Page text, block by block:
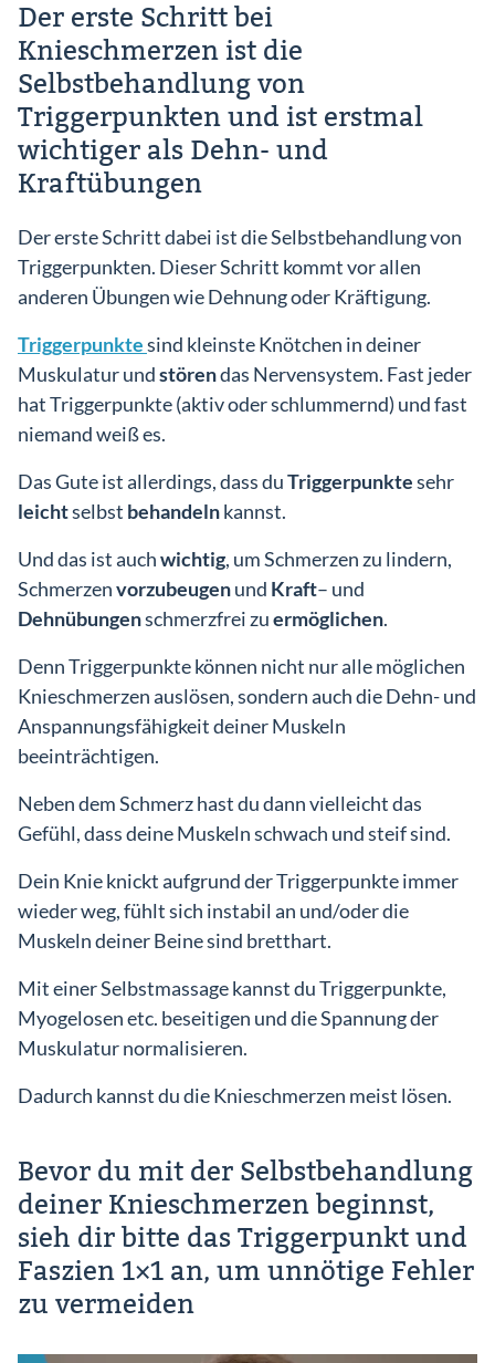
Der erste Schritt bei
Knieschmerzen ist die
Selbstbehandlung von
Triggerpunkten und ist erstmal
wichtiger als Dehn- und
Kraftübungen
Der erste Schritt dabei ist die Selbstbehandlung von
Triggerpunkten. Dieser Schritt kommt vor allen
anderen Übungen wie Dehnung oder Kräftigung.
Triggerpunktesind kleinste Knötchen in deiner
Muskulatur undstörendas Nervensystem. Fast jeder
hat Triggerpunkte (aktiv oder schlummernd) und fast
niemand weiß es.
Das Gute ist allerdings, dass duTriggerpunktesehr
leichtselbst behandelnkannst.
Und das ist auchwichtig, um Schmerzen zu lindern,
Schmerzenvorzubeugenund Kraft– und
Dehnübungenschmerzfrei zuermöglichen.
Denn Triggerpunkte können nicht nur alle möglichen
Knieschmerzen auslösen, sondern auch die Dehn- und
Anspannungsfähigkeit deiner Muskeln
beeinträchtigen.
Neben dem Schmerz hast du dann vielleicht das
Gefühl, dass deine Muskeln schwach und steif sind.
Dein Knie knickt aufgrund der Triggerpunkte immer
wieder weg, fühlt sich instabil an und/oder die
Muskeln deiner Beine sind bretthart.
Mit einer Selbstmassage kannst du Triggerpunkte,
Myogelosen etc. beseitigen und die Spannung der
Muskulatur normalisieren.
Dadurch kannst du die Knieschmerzen meist lösen.
Bevor du mit der Selbstbehandlung
deiner Knieschmerzen beginnst,
sieh dir bitte das Triggerpunkt und
Faszien 1×1 an, um unnötige Fehler
zu vermeiden